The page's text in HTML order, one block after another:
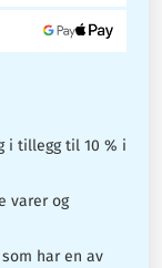
i tillegg til 10 % i
varer og
har en av